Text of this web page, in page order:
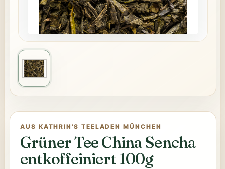
AUS KATHRIN'S TEELADEN MÜNCHEN
Grüner Tee China Sencha
entkoffeiniert 100g